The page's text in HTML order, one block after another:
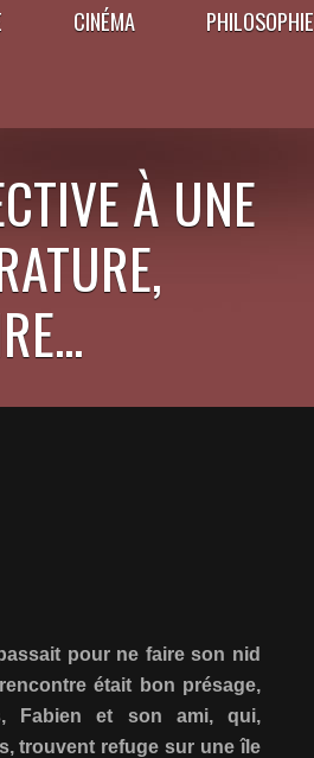
CINÉMA PHILOSOPHIE
À UNE
pour ne faire son nid
était bon présage,
Fabien et son ami, qui,
trouvent refuge sur une île